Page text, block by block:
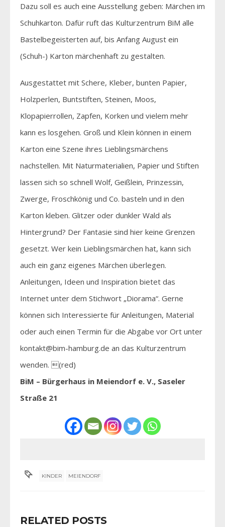
Dazu soll es auch eine Ausstellung geben: Märchen im
Schuhkarton. Dafür ruft das Kulturzentrum BiM alle
Bastelbegeisterten auf, bis Anfang August ein
(Schuh-) Karton märchenhaft zu gestalten.
Ausgestattet mit Schere, Kleber, bunten Papier,
Holzperlen, Buntstiften, Steinen, Moos,
Klopapierrollen, Zapfen, Korken und vielem mehr
kann es losgehen. Groß und Klein können in einem
Karton eine Szene ihres Lieblingsmärchens
nachstellen. Mit Naturmaterialien, Papier und Stiften
lassen sich so schnell Wolf, Geißlein, Prinzessin,
Zwerge, Froschkönig und Co. basteln und in den
Karton kleben. Glitzer oder dunkler Wald als
Hintergrund? Der Fantasie sind hier keine Grenzen
gesetzt. Wer kein Lieblingsmärchen hat, kann sich
auch ein ganz eigenes Märchen überlegen.
Anleitungen, Ideen und Inspiration bietet das
Internet unter dem Stichwort „Diorama“. Gerne
können sich Interessierte für Anleitungen, Material
oder auch einen Termin für die Abgabe vor Ort unter
kontakt@bim-hamburg.de an das Kulturzentrum
wenden. (red)
BiM – Bürgerhaus in Meiendorf e. V., Saseler
Straße 21
KINDER MEIENDORF
RELATED POSTS